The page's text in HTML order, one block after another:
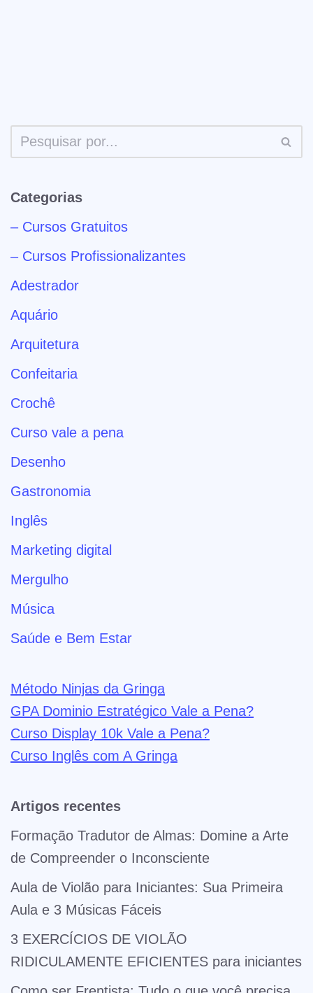
Categorias
– Cursos Gratuitos
– Cursos Profissionalizantes
Adestrador
Aquário
Arquitetura
Confeitaria
Crochê
Curso vale a pena
Desenho
Gastronomia
Inglês
Marketing digital
Mergulho
Música
Saúde e Bem Estar
Método Ninjas da Gringa
GPA Dominio Estratégico Vale a Pena?
Curso Display 10k Vale a Pena?
Curso Inglês com A Gringa
Artigos recentes
Formação Tradutor de Almas: Domine a Arte
de Compreender o Inconsciente
Aula de Violão para Iniciantes: Sua Primeira
Aula e 3 Músicas Fáceis
3 EXERCÍCIOS DE VIOLÃO
RIDICULAMENTE EFICIENTES para iniciantes